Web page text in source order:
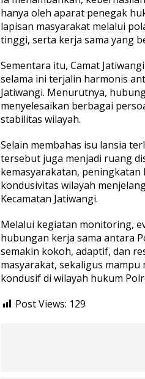
n
t
a
r
hanya oleh aparat penegak
lapisan masyarakat melalui
tinggi, serta kerja sama yang
Sementara itu, Camat
selama ini terjalin harmonis
Jatiwangi. Menurutnya,
menyelesaikan berbagai
stabilitas wilayah.
Selain membahas isu lansia
tersebut juga menjadi ruang
kemasyarakatan, peningkatan
kondusivitas wilayah
Kecamatan Jatiwangi.
Melalui kegiatan monitoring,
hubungan kerja sama antara
semakin kokoh, adaptif, dan
masyarakat, sekaligus
kondusif di wilayah hukum
Post Views: 129